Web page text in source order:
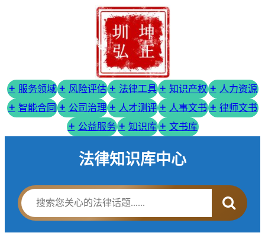
服务领域 风险评估 法律工具 知识产权
人力资源
智能合同
公司治理 人才测评 人事文书
律师文书
公益服务
知识库 文书库
法律知识库中心